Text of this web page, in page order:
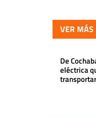
VER MÁS
De
eléctrica